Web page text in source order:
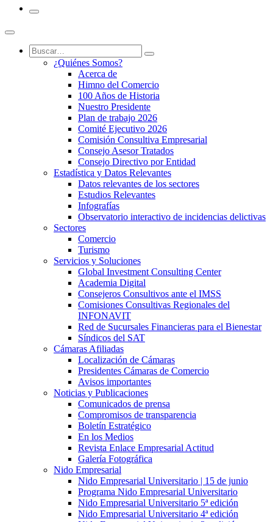
¿Quiénes Somos?
Acerca de
Himno del Comercio
100 Años de Historia
Nuestro Presidente
Plan de trabajo 2026
Comité Ejecutivo 2026
Comisión Consultiva Empresarial
Consejo Asesor Tratados
Consejo Directivo por Entidad
Estadística y Datos Relevantes
Datos relevantes de los sectores
Estudios Relevantes
Infografías
Observatorio interactivo de incidencias delictivas
Sectores
Comercio
Turismo
Servicios y Soluciones
Global Investment Consulting Center
Academia Digital
Consejeros Consultivos ante el IMSS
Comisiones Consultivas Regionales del
INFONAVIT
Red de Sucursales Financieras para el Bienestar
Síndicos del SAT
Cámaras Afiliadas
Localización de Cámaras
Presidentes Cámaras de Comercio
Avisos importantes
Noticias y Publicaciones
Comunicados de prensa
Compromisos de transparencia
Boletín Estratégico
En los Medios
Revista Enlace Empresarial Actitud
Galería Fotográfica
Nido Empresarial
Nido Empresarial Universitario | 15 de junio
Programa Nido Empresarial Universitario
Nido Empresarial Universitario 5ª edición
Nido Empresarial Universitario 4ª edición